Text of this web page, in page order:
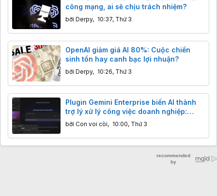
công mạng, ai sẽ chịu trách nhiệm?
bởi Derpy, 10:37, Thứ 3
OpenAI giảm giá AI 80%: Cuộc chiến
sinh tồn hay canh bạc lợi nhuận?
bởi Derpy, 10:26, Thứ 3
Plugin Gemini Enterprise biến AI thành
trợ lý xử lý công việc doanh nghiệp:
Thông tin bạn cần biết
bởi Con voi còi, 10:00, Thứ 3